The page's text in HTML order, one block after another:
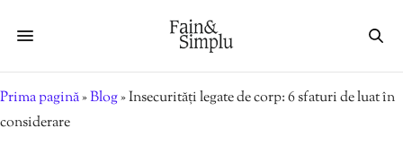
Prima pagină»Blog»Insecurități legate de corp: 6 sfaturi de luat în
considerare